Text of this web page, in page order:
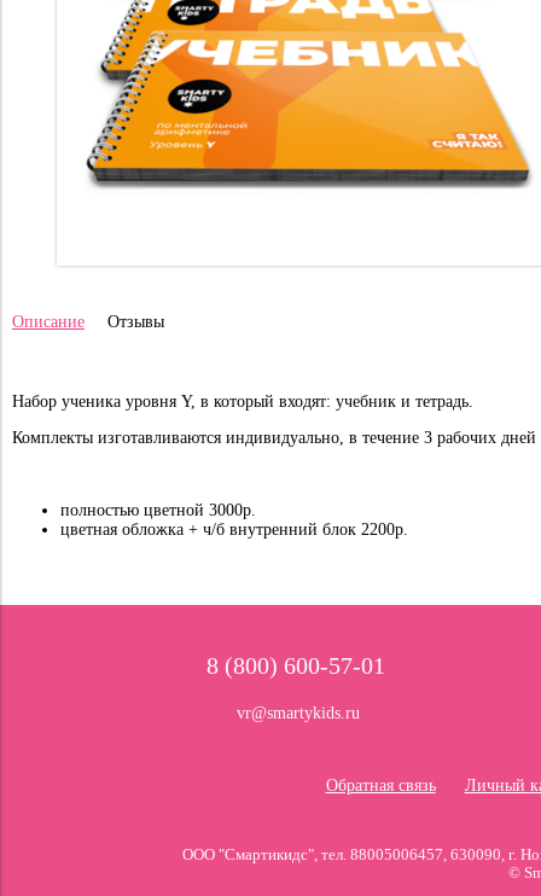
Описание Отзывы
Набор ученика уровня Y, в который входят: учебник и тетрадь.
Комплекты изготавливаются индивидуально, в течение 3 рабочих дней
полностью цветной 3000р.
цветная обложка + ч/б внутренний блок 2200р.
8 (800) 600-57-01
vr@smartykids.ru
Обратная связь Личный
ООО "Смартикидс", тел. 88005006457, 630090, г.
©